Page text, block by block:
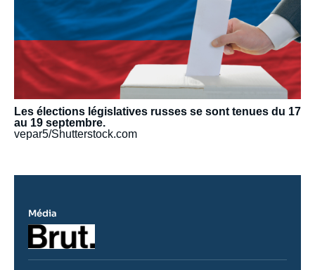
Les élections législatives russes se sont tenues du 17
au 19 septembre.
vepar5/Shutterstock.com
Média
Logo